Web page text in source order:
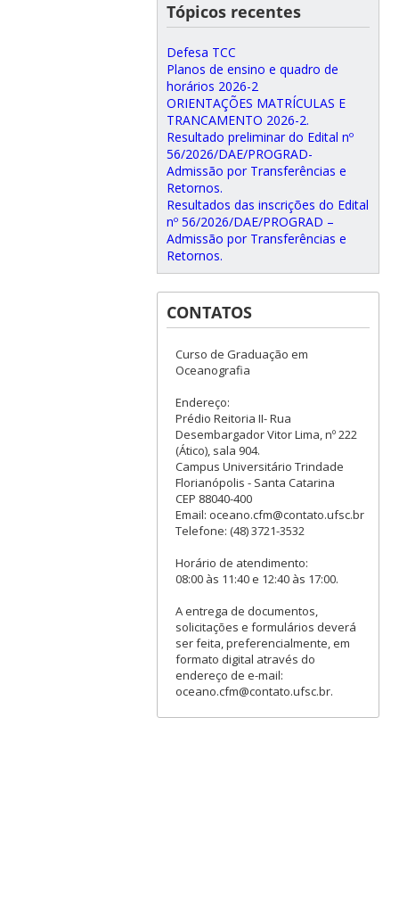
Tópicos recentes
Defesa TCC
Planos de ensino e quadro de
horários 2026-2
ORIENTAÇÕES MATRÍCULAS E
TRANCAMENTO 2026-2.
Resultado preliminar do Edital nº
56/2026/DAE/PROGRAD-
Admissão por Transferências e
Retornos.
Resultados das inscrições do Edital
nº 56/2026/DAE/PROGRAD –
Admissão por Transferências e
Retornos.
CONTATOS
Curso de Graduação em
Oceanografia
Endereço:
Prédio Reitoria II- Rua
Desembargador Vitor Lima, nº 222
(Ático), sala 904.
Campus Universitário Trindade
Florianópolis - Santa Catarina
CEP 88040-400
Email: oceano.cfm@contato.ufsc.br
Telefone: (48) 3721-3532
Horário de atendimento:
08:00 às 11:40 e 12:40 às 17:00.
A entrega de documentos,
solicitações e formulários deverá
ser feita, preferencialmente, em
formato digital através do
endereço de e-mail:
oceano.cfm@contato.ufsc.br.